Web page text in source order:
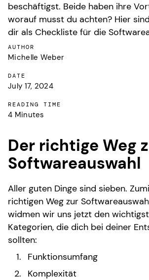
beschäftigst. Beide haben ihre
worauf musst du achten? Hier
dir als Checkliste für die
AUTHOR
Michelle Weber
DATE
July 17, 2024
READING TIME
4 Minutes
Der richtige Weg
Softwareauswahl
Aller guten Dinge sind sieben.
richtigen Weg zur
widmen wir uns jetzt den
Kategorien, die dich bei deiner
sollten:
Funktionsumfang
Komplexität